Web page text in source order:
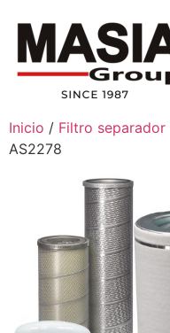
Inicio / Filtro separador
AS2278